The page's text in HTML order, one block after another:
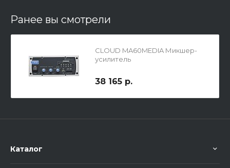
Ранее вы смотрели
CLOUD MA60MEDIA Микшер-
усилитель
38 165 р.
Каталог